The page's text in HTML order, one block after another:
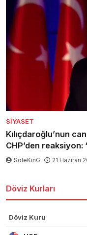
SIYASET
Kılıçdaroğlu’nun
CHP’den
SoleKinG 21 Haziran
Döviz Kurları
Döviz Kuru